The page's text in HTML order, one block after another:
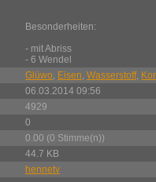
Besonderheiten:
- mit Abriss
- 6 Wendel
Glüwo, Eisen, Wasserstoff,
06.03.2014 09:56
4929
0
0.00 (0 Stimme(n))
44.7 KB
hennetv